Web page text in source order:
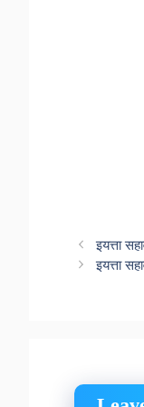
इयत्ता
इयत्ता